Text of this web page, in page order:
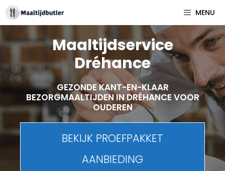
Spring
naar
inhoud
MENU
Maaltijdservice
Dréhance
GEZONDE KANT-EN-KLAAR
BEZORGMAALTIJDEN IN DRÉHANCE VOOR
OUDEREN
BEKIJK PROEFPAKKET
AANBIEDING